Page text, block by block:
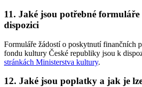
11. Jaké jsou potřebné
dispozici
Formuláře žádostí o poskytnutí finančních
fondu kultury České republiky jsou k
stránkách Ministerstva kultury.
12. Jaké jsou poplatky a jak je